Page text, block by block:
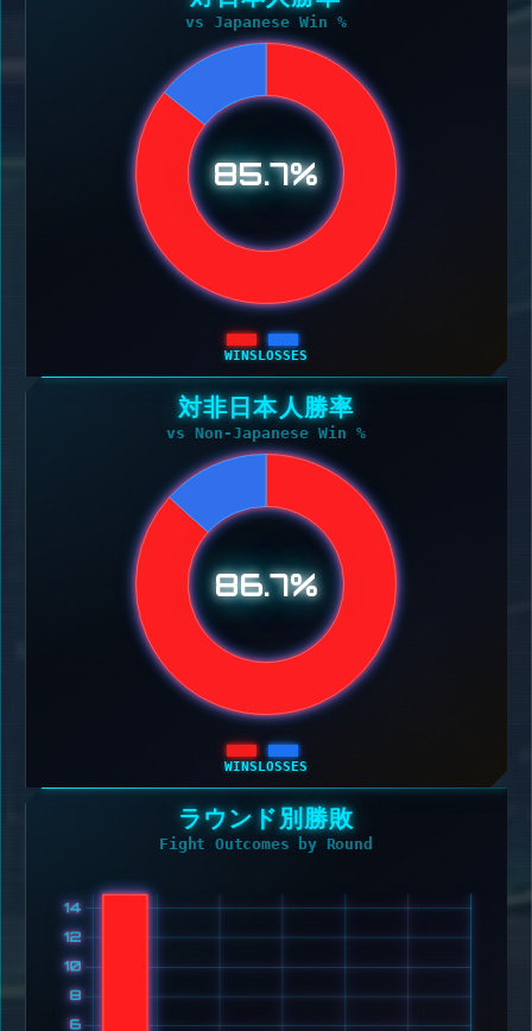
vs Japanese Win %
85.7%
WINSLOSSES
対非日本人勝率
vs Non-Japanese Win %
86.7%
WINSLOSSES
ラウンド別勝敗
Fight Outcomes by Round